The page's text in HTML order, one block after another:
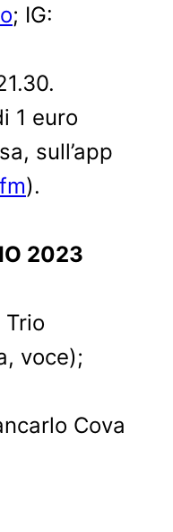
; IG:
1 euro
sull’app
).
2023
voce);
Cova